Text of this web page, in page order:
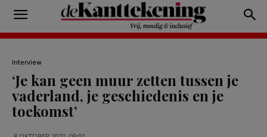
Interview
‘Je kan geen muur zetten tussen je
vaderland, je geschiedenis en je
toekomst’